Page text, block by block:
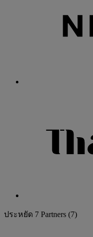
ประหยัด 7 Partners (7)